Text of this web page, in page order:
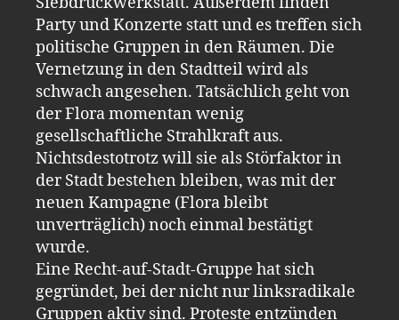
Party und Konzerte statt und es treffen sich
politische Gruppen in den Räumen. Die
Vernetzung in den Stadtteil wird als
schwach angesehen. Tatsächlich geht von
der Flora momentan wenig
gesellschaftliche Strahlkraft aus.
Nichtsdestotrotz will sie als Störfaktor in
der Stadt bestehen bleiben, was mit der
neuen Kampagne (Flora bleibt
unverträglich) noch einmal bestätigt
wurde.
Eine Recht-auf-Stadt-Gruppe hat sich
gegründet, bei der nicht nur linksradikale
Gruppen aktiv sind. Proteste entzünden